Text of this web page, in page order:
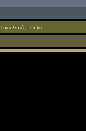
Συντελεστές | Links